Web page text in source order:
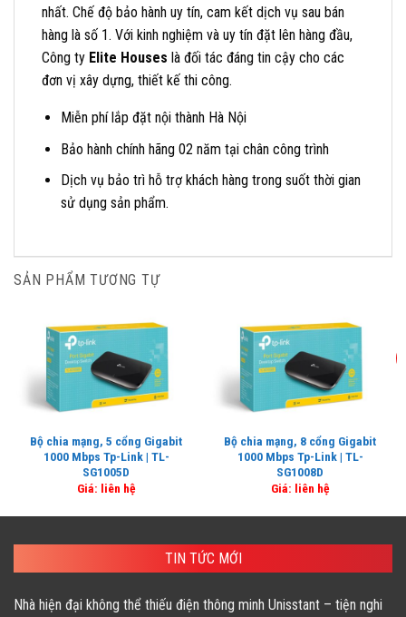
nhất. Chế độ bảo hành uy tín, cam kết dịch vụ sau bán
hàng là số 1. Với kinh nghiệm và uy tín đặt lên hàng đầu,
Công ty Elite Houses là đối tác đáng tin cậy cho các
đơn vị xây dựng, thiết kế thi công.
Miễn phí lắp đặt nội thành Hà Nội
Bảo hành chính hãng 02 năm tại chân công trình
Dịch vụ bảo trì hỗ trợ khách hàng trong suốt thời gian
sử dụng sản phẩm.
SẢN PHẨM TƯƠNG TỰ
Bộ chia mạng, 5 cổng Gigabit
1000 Mbps Tp-Link | TL-
SG1005D
Giá: liên hệ
Bộ chia mạng, 8 cổng Gigabit
1000 Mbps Tp-Link | TL-
SG1008D
Giá: liên hệ
TIN TỨC MỚI
Nhà hiện đại không thể thiếu điện thông minh Unisstant – tiện nghi